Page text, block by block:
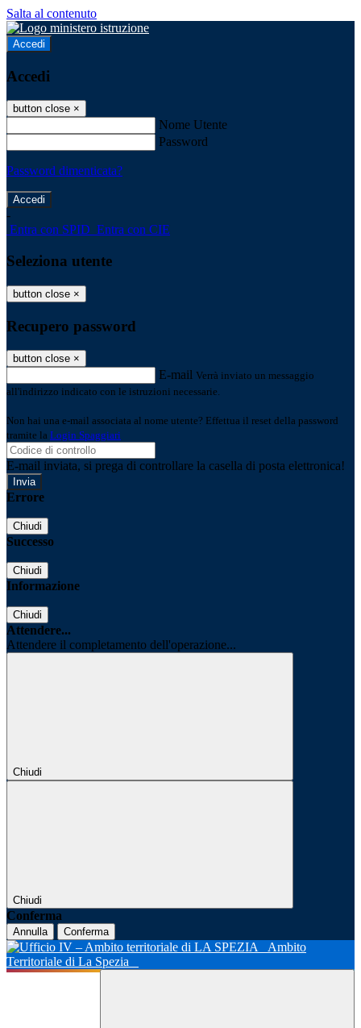
Salta al contenuto
Accedi
Accedi
button close ×
Nome Utente
Password
Password dimenticata?
-
Entra con SPID Entra con CIE
Seleziona utente
button close ×
Recupero password
button close ×
E-mail Verrà inviato un messaggio
all'indirizzo indicato con le istruzioni necessarie.
Non hai una e-mail associata al nome utente? Effettua il reset della password
tramite la Login Spaggiari
E-mail inviata, si prega di controllare la casella di posta elettronica!
Errore
Chiudi
Successo
Chiudi
Informazione
Chiudi
Attendere...
Attendere il completamento dell'operazione...
Chiudi
Chiudi
Conferma
Annulla Conferma
Ambito
Territoriale di La Spezia